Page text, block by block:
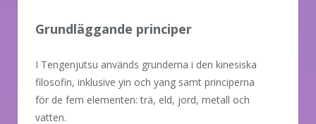
Grundläggande principer
I Tengenjutsu används grunderna i den kinesiska
filosofin, inklusive yin och yang samt principerna
för de fem elementen: trä, eld, jord, metall och
vatten.